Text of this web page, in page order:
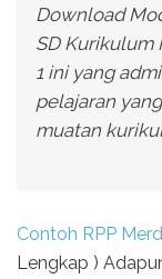
Download
SD Kurikulum
1 ini yang
pelajaran
muatan
Contoh RPP
Lengkap )